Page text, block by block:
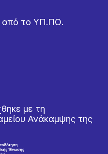
από το ΥΠ.ΠΟ.
με τη
Ανάκαμψης της